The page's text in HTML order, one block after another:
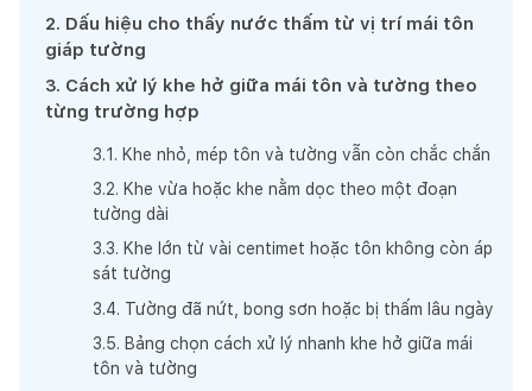
2. Dấu hiệu cho thấy nước thấm từ vị trí mái tôn
giáp tường
3. Cách xử lý khe hở giữa mái tôn và tường theo
từng trường hợp
3.1 . Khe nhỏ, mép tôn và tường vẫn còn chắc chắn
3.2. Khe vừa hoặc khe nằm dọc theo một đoạn
tường dài
3.3. Khe lớn từ vài centimet hoặc tôn không còn áp
sát tường
3.4. Tường đã nứt, bong sơn hoặc bị thấm lâu ngày
3.5. Bảng chọn cách xử lý nhanh khe hở giữa mái
tôn và tường